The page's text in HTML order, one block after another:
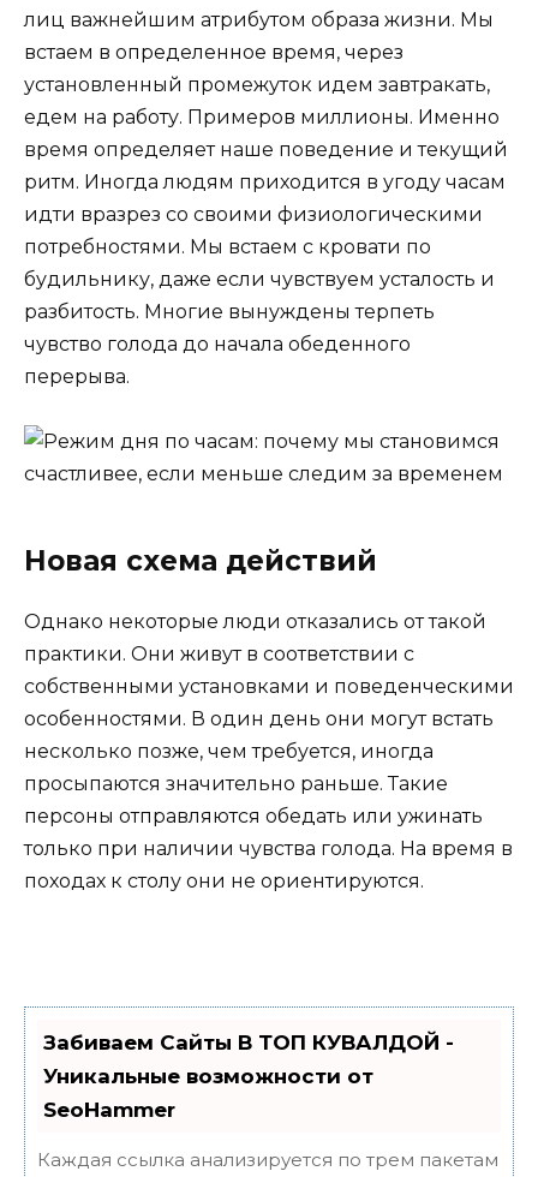
лиц важнейшим атрибутом образа жизни. Мы
встаем в определенное время, через
установленный промежуток идем завтракать,
едем на работу. Примеров миллионы. Именно
время определяет наше поведение и текущий
ритм. Иногда людям приходится в угоду часам
идти вразрез со своими физиологическими
потребностями. Мы встаем с кровати по
будильнику, даже если чувствуем усталость и
разбитость. Многие вынуждены терпеть
чувство голода до начала обеденного
перерыва.
Новая схема действий
Однако некоторые люди отказались от такой
практики. Они живут в соответствии с
собственными установками и поведенческими
особенностями. В один день они могут встать
несколько позже, чем требуется, иногда
просыпаются значительно раньше. Такие
персоны отправляются обедать или ужинать
только при наличии чувства голода. На время в
походах к столу они не ориентируются.
Забиваем Сайты В ТОП КУВАЛДОЙ -
Уникальные возможности от
SeoHammer
Каждая ссылка анализируется по трем пакетам